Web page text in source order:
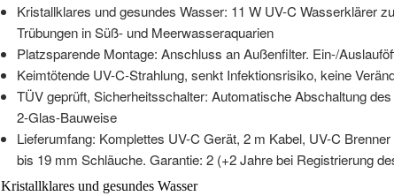
Kristallklares und gesundes Wasser: 11 W UV-C Wasserklärer
Trübungen in Süß- und Meerwasseraquarien
Platzsparende Montage: Anschluss an Außenfilter. Ein-/
Keimtötende UV-C-Strahlung, senkt Infektionsrisiko, keine
TÜV geprüft, Sicherheitsschalter: Automatische Abschaltung
2-Glas-Bauweise
Lieferumfang: Komplettes UV-C Gerät, 2 m Kabel, UV-C
bis 19 mm Schläuche. Garantie: 2 (+2 Jahre bei Registrierung
Kristallklares und gesundes Wasser